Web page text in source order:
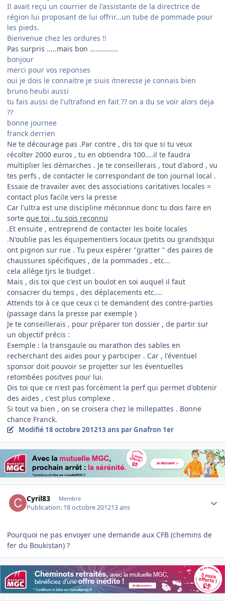
Il avait reçu un courrier de l'assistante de la directrice de
région lui proposant de lui offrir...un tube de pommade pour
les pieds.
Bienvenue chez les ordures !!
Pas surpris .....mais bon ..............
bonjour
merci pour vos reponses
oui je dois le connaitre je siuis itneresse je connais bien
bruno heubi aussi
tu fais aussi de l'ultrafond en fait ?? on a du se voir alors deja
??
bonne journee
franck derrien
Ne te décourage pas .Par contre , dis toi que si tu veux
récolter 2000 euros , tu en obtiendra 100....il te faudra
multiplier les démarches . Je te conseillerais , tout d'abord , vu
tes perfs , de contacter le correspondant de ton journal local .
Essaie de travailer avec des associations caritatives locales =
contact plus facile vers la presse
Car l'ultra est une discipline méconnue donc tu dois faire en
sorte que toi , tu sois reconnu
.Et ensuite , entreprend de contacter les boite locales
.N'oublie pas les équipementiers locaux (petits ou grands)qui
ont pignon sur rue . Tu peux espérer "gratter " des paires de
chaussures spécifiques , de la pommades , etc...
cela allège tjrs le budget .
Mais , dis toi que c'est un boulot en soi auquel il faut
consacrer du temps , des déplacements etc....
Attends toi à ce que ceux ci te demandent des contre-parties
(passage dans la presse par exemple )
Je te conseillerais , pour préparer ton dossier , de partir sur
un objectif précis :
Exemple : la transgaule ou marathon des sables en
recherchant des aides pour y participer . Car , l'éventuel
sponsor doit pouvoir se projetter sur les éventuelles
retombées positves pour lui.
Dis toi que ce n'est pas forcément la perf qui permet d'obtenir
des aides , c'est plus complexe .
Si tout va bien , on se croisera chez le millepattes . Bonne
chance Franck.
Modifié 18 octobre 201213 ans par Gnafron 1er
Cyril83 Membre
Publication: 18 octobre 201213 ans
Pourquoi ne pas envoyer une demande aux CFB (chemins de
fer du Boukistan) ?